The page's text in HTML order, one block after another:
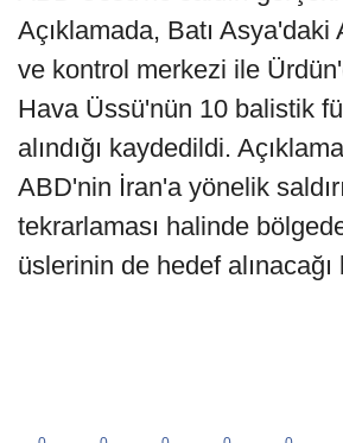
Açıklamada, Batı Asya'daki
ve kontrol merkezi ile
Hava Üssü'nün 10 balistik
alındığı kaydedildi.
ABD'nin İran'a yönelik
tekrarlaması halinde
üslerinin de hedef alınacağı